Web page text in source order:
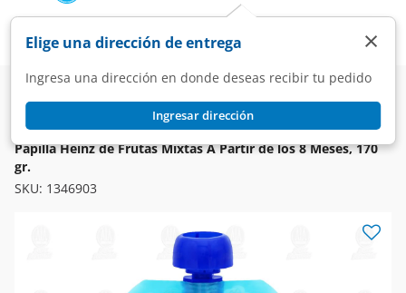
Elige una dirección de entrega
Ingresa una dirección en donde deseas recibir tu pedido
Ingresar dirección
×
Super Bebés
Alimentos para Bebé
Etapa 4 y Junior
HEINZ
Papilla Heinz de Frutas Mixtas A Partir de los 8 Meses, 170
gr.
SKU: 1346903